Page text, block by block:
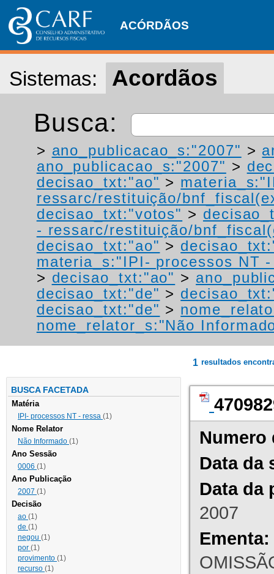
ACÓRDÃOS
Sistemas: Acordãos
Busca:
> ano_publicacao_s:"2007" >
ano_publicacao_s:"2007" >
decisao_txt:"ao" >
ressarc/restituição/
decisao_txt:"votos" >
- ressarc/restituição/
decisao_txt:"ao" >
materia_s:"IPI- processos NT
> decisao_txt:"ao" >
decisao_txt:"de" >
decisao_txt:"de" >
nome_relator_s:"Não
BUSCA FACETADA
Matéria
IPI- processos NT - ressa (1)
Nome Relator
Não Informado (1)
Ano Sessão
0006 (1)
Ano Publicação
2007 (1)
Decisão
ao (1)
de (1)
negou (1)
por (1)
provimento (1)
recurso (1)
1 resultados
Numero
Data da
Data da
2007
Ementa: